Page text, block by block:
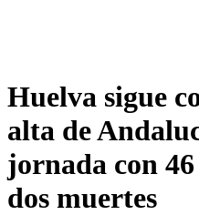
Huelva sigue
alta de
jornada con 46
dos muertes